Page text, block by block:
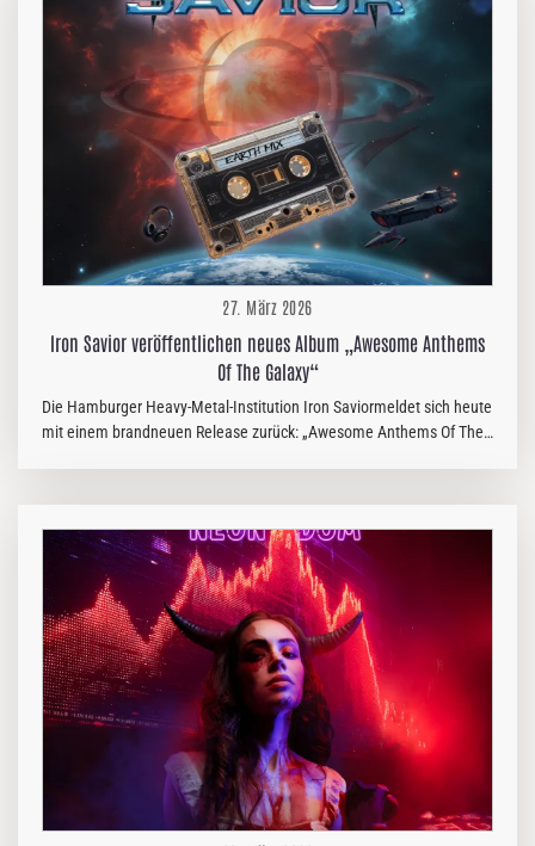
Bedeutung des Labels. Mustaine richtete eine Videobotschaft an
Serafino Perugino, Präsident und CEO von Frontiers, und das
gesamte Team, um die erfolgreiche Zusammenarbeit hinter der
Kampagne zu würdigen. In dem Video sagt…
27. März 2026
Iron Savior veröffentlichen neues Album „Awesome Anthems
Of The Galaxy“
Die Hamburger Heavy-Metal-Institution Iron Saviormeldet sich heute
mit einem brandneuen Release zurück: „Awesome Anthems Of The
um Piet Sielck legendäre Hits der 80er-Jahre in kraftvolle,
melodische Metal-Hymnen und verbindet dabei Nostalgie mit der
typischen Iron Savior-Power. Reaktionen aus der Musikpresse auf
das Album fallen entsprechend positiv aus: Das Rock Magazin
schreibt das es „mit deutlichem Hitpotenzial überrascht!", auch das
Break Out Magazin ist…